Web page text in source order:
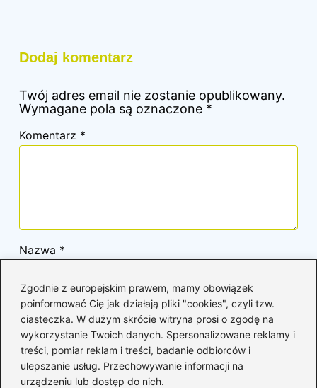
Zgodnie z europejskim prawem, mamy obowiązek
poinformować Cię jak działają pliki "cookies", czyli tzw.
ciasteczka. W dużym skrócie witryna prosi o zgodę na
wykorzystanie Twoich danych. Spersonalizowane reklamy i
treści, pomiar reklam i treści, badanie odbiorców i
ulepszanie usług. Przechowywanie informacji na
urządzeniu lub dostęp do nich.
Dodaj komentarz
Twój adres email nie zostanie opublikowany.
Wymagane pola są oznaczone *
Komentarz *
Nazwa *
Adres email *
Witryna internetowa